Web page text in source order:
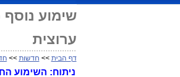
ערוצית
דף הבית >> חדשות >>
ניתוח: השימוע